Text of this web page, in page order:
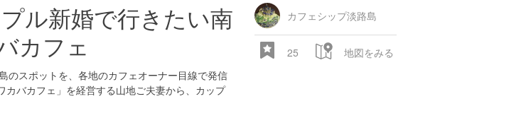
ル新婚で行きたい南
カフェ
のスポットを、各地のカフェオーナー目線で発信
バカフェ」を経営する山地ご夫妻から、カップ
カフェシップ淡路島
25 地図をみる